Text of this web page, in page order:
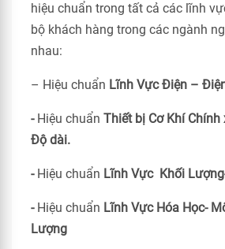
hiệu chuẩn trong tất cả các lĩnh
bộ khách hàng trong các ngành
nhau:
– Hiệu chuẩn Lĩnh Vực Điện –
- Hiệu chuẩn Thiết bị Cơ Khí Chính
Độ dài.
- Hiệu chuẩn Lĩnh Vực Khối
- Hiệu chuẩn Lĩnh Vực Hóa Học-
Lượng